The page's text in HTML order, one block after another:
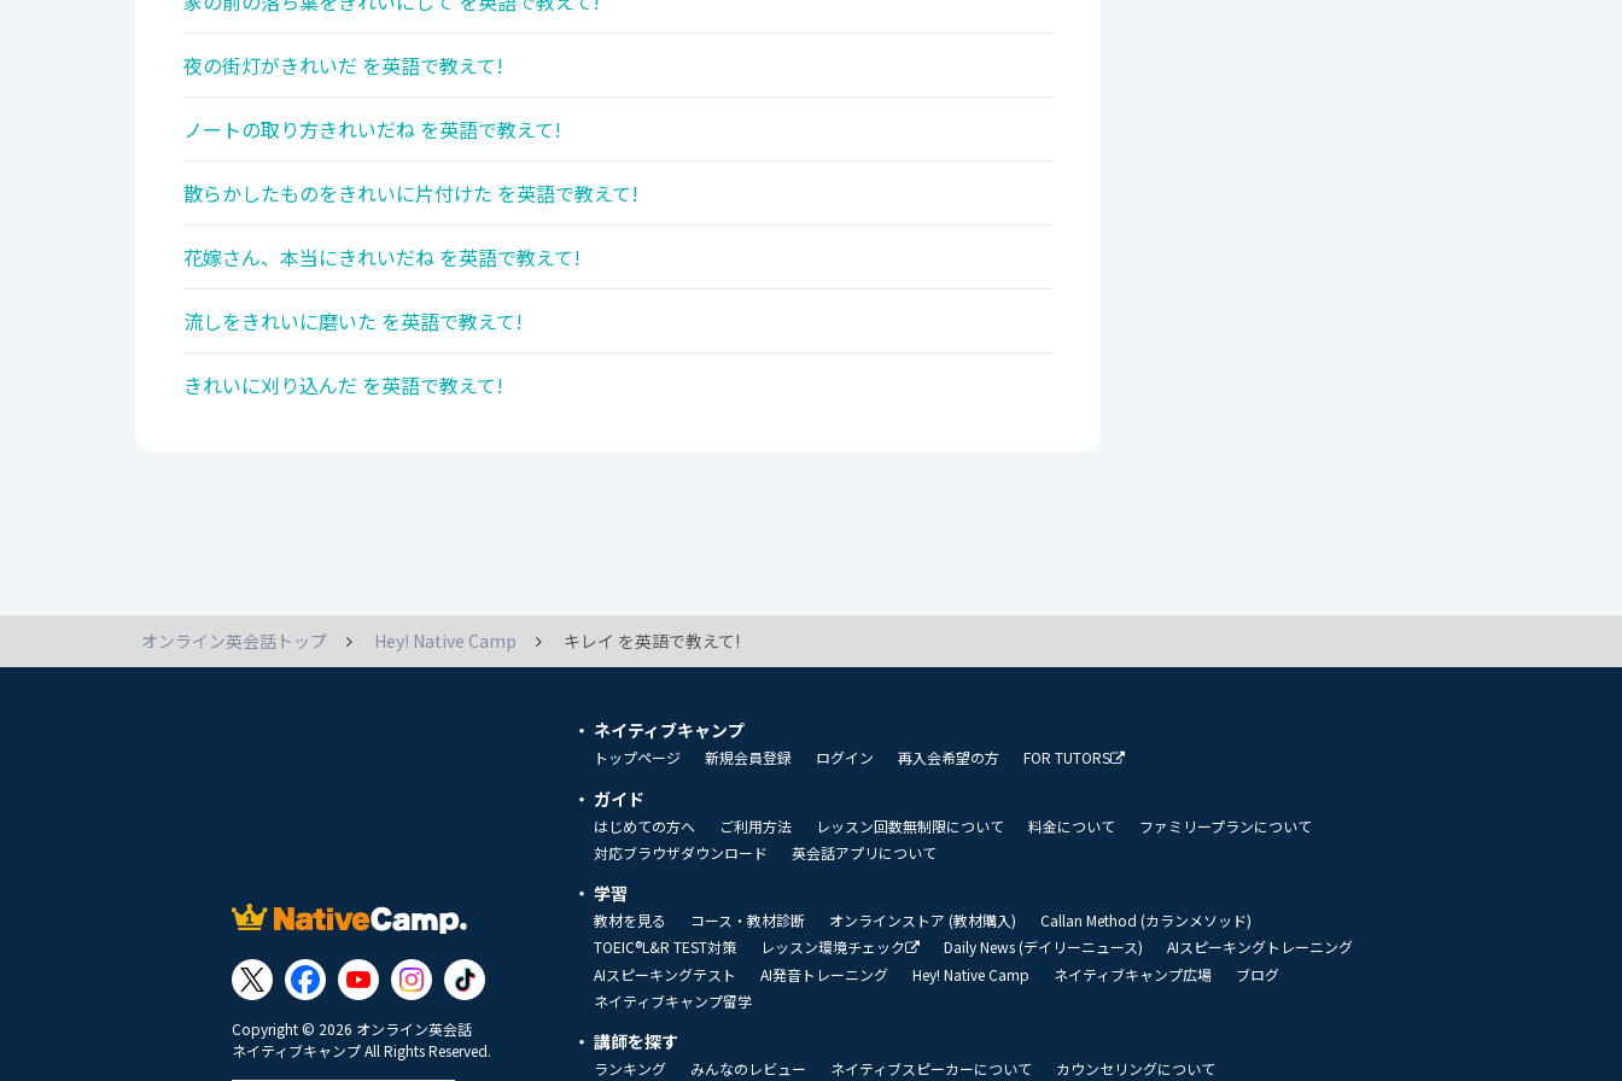
夜の街灯がきれいだ を英語で教えて!
ノートの取り方きれいだね を英語で教えて!
散らかしたものをきれいに片付けた を英語で教えて!
花嫁さん、本当にきれいだね を英語で教えて!
流しをきれいに磨いた を英語で教えて!
きれいに刈り込んだ を英語で教えて!
オンライン英会話トップ Hey! Native Camp キレイ を英語で教えて!
Copyright © 2026 オンライン英会話
ネイティブキャンプ All Rights Reserved.
ネイティブキャンプ
トップページ 新規会員登録 ログイン 再入会希望の方 FOR TUTORS
ガイド
はじめての方へ ご利用方法 レッスン回数無制限について 料金について
ファミリープランについて
対応ブラウザダウンロード
英会話アプリについて
学習
教材を見る コース・教材診断 オンラインストア (教材購入)
Callan Method (カランメソッド)
TOEIC®L&R TEST対策
レッスン環境チェック Daily News (デイリーニュース)
AIスピーキングトレーニング
AIスピーキングテスト
AI発音トレーニング Hey! Native Camp ネイティブキャンプ広場
ブログ
ネイティブキャンプ留学
講師を探す
ランキング みんなのレビュー ネイティブスピーカーについて カウンセリングについて